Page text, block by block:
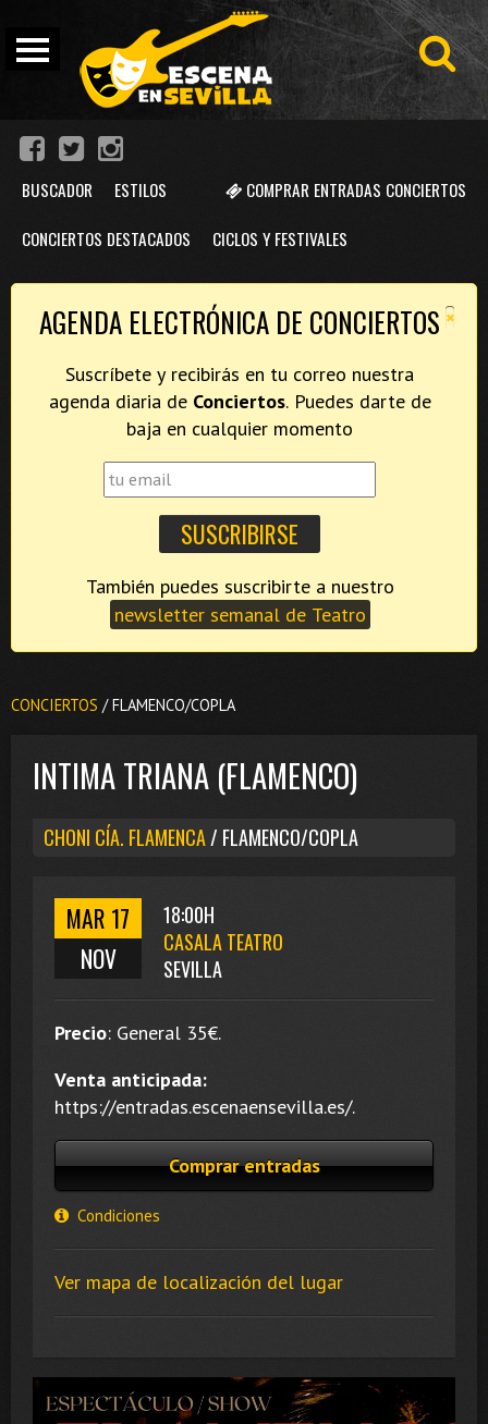
COMPRAR ENTRADAS CONCIERTOS
BUSCADOR ESTILOS
CONCIERTOS DESTACADOS CICLOS Y FESTIVALES
×
AGENDA ELECTRÓNICA DE CONCIERTOS
Suscríbete y recibirás en tu correo nuestra
agenda diaria de Conciertos. Puedes darte de
baja en cualquier momento
newsletter semanal de Teatro
CONCIERTOS / FLAMENCO/COPLA
INTIMA TRIANA (FLAMENCO)
CHONI CÍA. FLAMENCA/ FLAMENCO/COPLA
MAR 17
NOV
18:00H
CASALA TEATRO
SEVILLA
Precio: General 35€.
Venta anticipada:
https://entradas.escenaensevilla.es/.
Comprar entradas
Condiciones
Ver mapa de localización del lugar